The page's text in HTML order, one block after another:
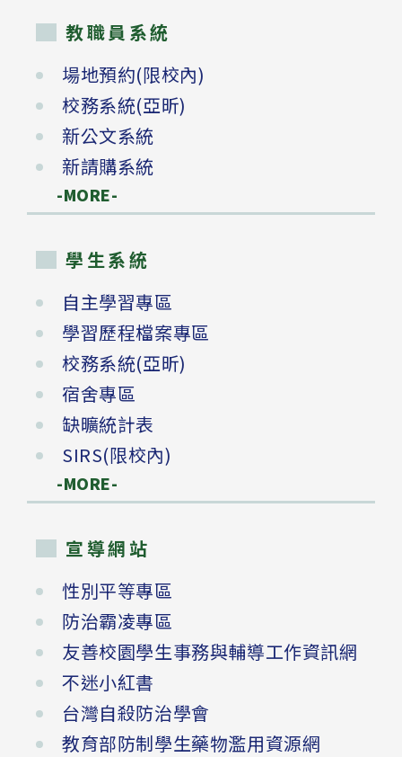
教職員系統
場地預約(限校內)
校務系統(亞昕)
新公文系統
新請購系統
-MORE-
學生系統
自主學習專區
學習歷程檔案專區
校務系統(亞昕)
宿舍專區
缺曠統計表
SIRS(限校內)
-MORE-
宣導網站
性別平等專區
防治霸凌專區
友善校園學生事務與輔導工作資訊網
不迷小紅書
台灣自殺防治學會
教育部防制學生藥物濫用資源網